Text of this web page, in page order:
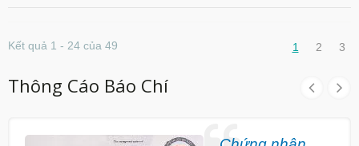
Kết quả 1 - 24 của 49 1 2 3
Thông Cáo Báo Chí